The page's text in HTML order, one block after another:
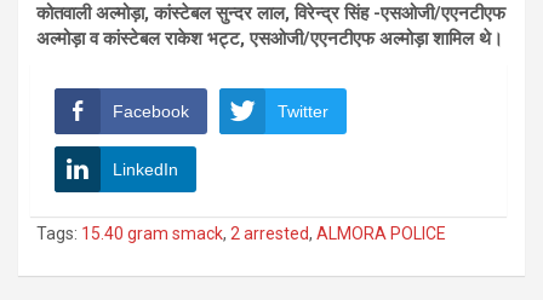
कोतवाली अल्मोड़ा, कांस्टेबल सुन्दर लाल, विरेन्द्र सिंह -एसओजी/एएनटीएफ
अल्मोड़ा व कांस्टेबल राकेश भट्ट, एसओजी/एएनटीएफ अल्मोड़ा शामिल थे।
Facebook Twitter
LinkedIn
Tags: 15.40 gram smack, 2 arrested, ALMORA POLICE